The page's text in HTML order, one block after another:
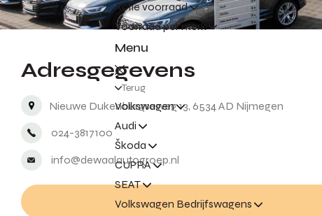
Actie voorraad
Voorraad per merk
Menu
Terug
Volkswagen
Audi
Škoda
CUPRA
SEAT
Volkswagen Bedrijfswagens
Adresgegevens
Nieuwe Dukenburgseweg 13, 6534 AD Nijmegen
024-3817100
info@dewaalautogroep.nl